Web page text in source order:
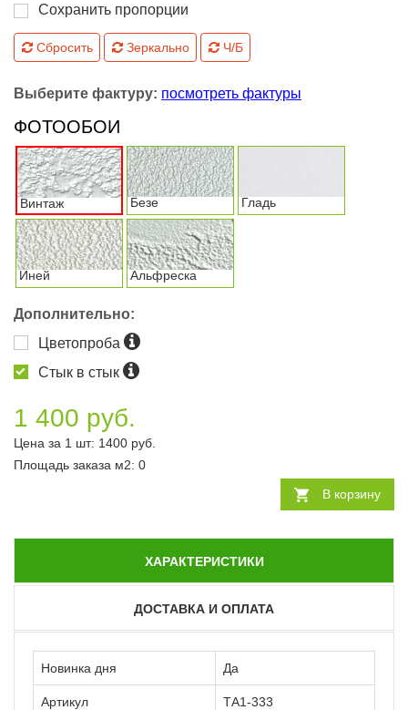
Сохранить пропорции
Сбросить Зеркально Ч/Б
Выберите фактуру: посмотреть фактуры
ФОТООБОИ
Винтаж Безе Гладь
Иней Альфреска
Дополнительно:
Цветопроба
Стык в стык
1 400 руб.
Цена за 1 шт: 1400 руб.
Площадь заказа м2: 0
В корзину
ХАРАКТЕРИСТИКИ
ДОСТАВКА И ОПЛАТА
Новинка дня Да
Артикул ТА1-333